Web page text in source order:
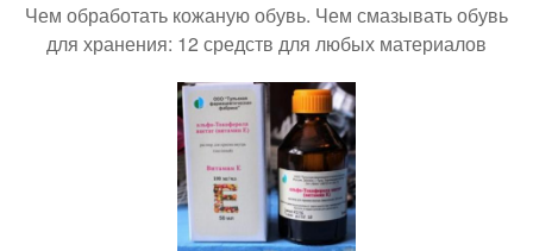
Чем обработать кожаную обувь. Чем смазывать обувь
для хранения: 12 средств для любых материалов